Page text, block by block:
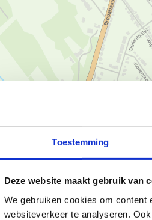
Toestemming
Deze website maakt gebruik van
We gebruiken cookies om content
websiteverkeer te analyseren.
de route
looproutes in de buurt van
een lunchwandeling of een